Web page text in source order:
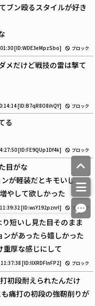
ブン殴るスタイルが好き
[ID:WDE3eMpzSbo] ブロック
メだけど戦技の雷は撃て
[ID:B7qR8O8ihQY] ブロック
る
[ID:FE9QUp1Df4k] ブロック
目がな
が軽装だとキモいし
やして欲しかった
[ID:wsY192pznrI] ブロック
短いし見た目そのまま
があったら嬉しかった
重厚な感じにして
[ID:IlXRDFlnFP2] ブロック
初段耐えられたんだけ
痛打の初段の強靭削りが